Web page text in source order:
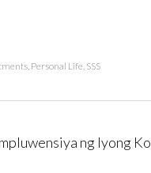
, Personal Life, SSS
ng Iyong